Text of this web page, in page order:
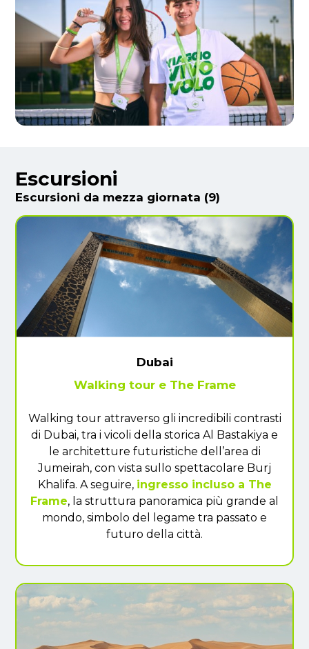
Escursioni
Escursioni da mezza giornata (9)
Dubai
Walking tour e The Frame
Walking tour attraverso gli incredibili contrasti
di Dubai, tra i vicoli della storica Al Bastakiya e
le architetture futuristiche dell’area di
Jumeirah, con vista sullo spettacolare Burj
Khalifa. A seguire, ingresso incluso a The
Frame, la struttura panoramica più grande al
mondo, simbolo del legame tra passato e
futuro della città.